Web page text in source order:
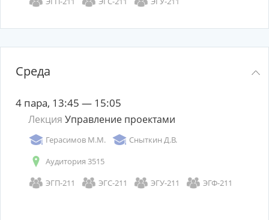
Среда
4 пара, 13:45 — 15:05
Лекция Управление проектами
Герасимов М.М.
Сныткин Д.В.
Аудитория 3515
ЭГП-211
ЭГС-211 ЭГУ-211 ЭГФ-211